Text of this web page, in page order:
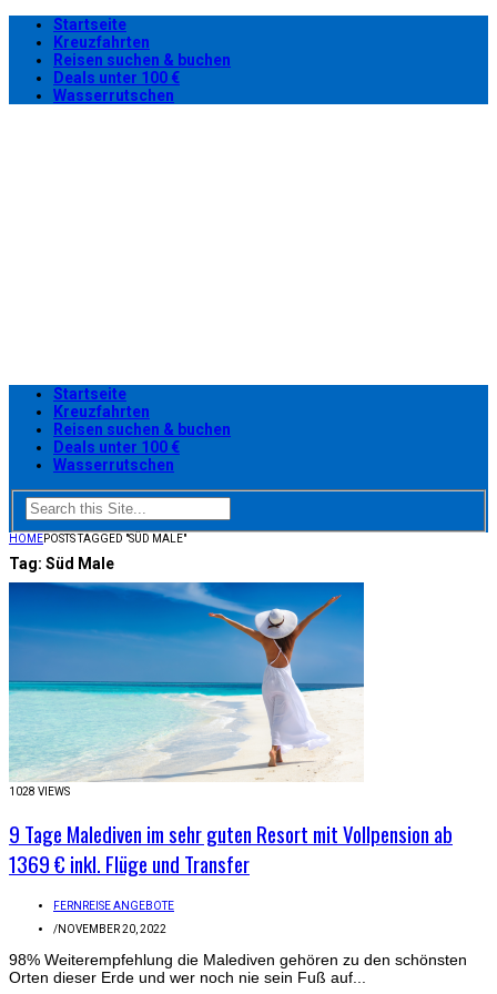
Startseite
Kreuzfahrten
Reisen suchen & buchen
Deals unter 100 €
Wasserrutschen
Startseite
Kreuzfahrten
Reisen suchen & buchen
Deals unter 100 €
Wasserrutschen
HOMEPOSTS TAGGED "SÜD MALE"
Tag: Süd Male
1028 VIEWS
9 Tage Malediven im sehr guten Resort mit Vollpension ab
1369 € inkl. Flüge und Transfer
FERNREISE ANGEBOTE
/NOVEMBER 20, 2022
98% Weiterempfehlung die Malediven gehören zu den schönsten
Orten dieser Erde und wer noch nie sein Fuß auf...